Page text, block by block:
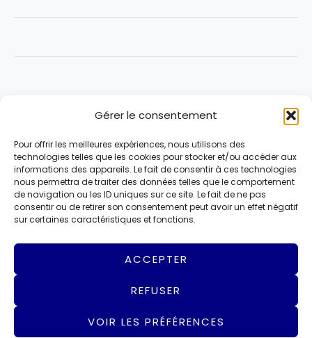
Gérer le consentement
Pour offrir les meilleures expériences, nous utilisons des
technologies telles que les cookies pour stocker et/ou accéder aux
informations des appareils. Le fait de consentir à ces technologies
nous permettra de traiter des données telles que le comportement
de navigation ou les ID uniques sur ce site. Le fait de ne pas
consentir ou de retirer son consentement peut avoir un effet négatif
sur certaines caractéristiques et fonctions.
ACCEPTER
REFUSER
VOIR LES PRÉFÉRENCES
!
Bilan
Équipe
Agenda
Actualités
Archives
Contactez-nous